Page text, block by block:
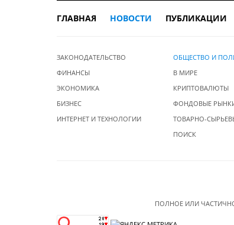
ГЛАВНАЯ НОВОСТИ ПУБЛИКАЦИИ
ЗАКОНОДАТЕЛЬСТВО
ФИНАНСЫ
ЭКОНОМИКА
БИЗНЕС
ИНТЕРНЕТ И ТЕХНОЛОГИИ
ОБЩЕСТВО И
В МИРЕ
КРИПТОВАЛЮТЫ
ФОНДОВЫЕ
ТОВАРНО-
ПОИСК
ПОЛНОЕ ИЛИ